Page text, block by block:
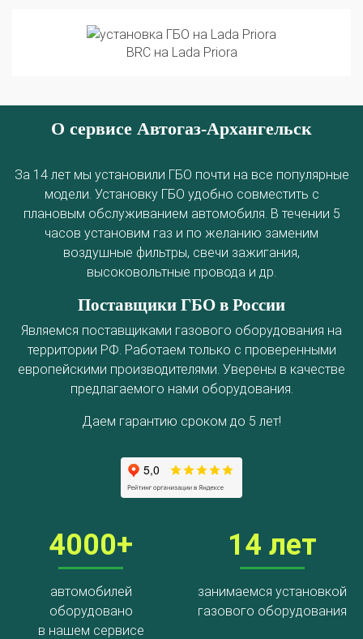
BRC на Lada Priora
О сервисе Автогаз-Архангельск
За 14 лет мы установили ГБО почти на все популярные
модели. Установку ГБО удобно совместить с
плановым обслуживанием автомобиля. В течении 5
часов установим газ и по желанию заменим
воздушные фильтры, свечи зажигания,
высоковольтные провода и др.
Поставщики ГБО в России
Являемся поставщиками газового оборудования на
территории РФ. Работаем только с проверенными
европейскими производителями. Уверены в качестве
предлагаемого нами оборудования.
Даем гарантию сроком до 5 лет!
4000+
автомобилей
оборудовано
в нашем сервисе
14 лет
занимаемся установкой
газового оборудования